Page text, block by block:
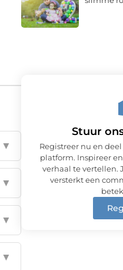
▼
▼
▼
▼
Stuur
Registreer nu en
platform. Inspireer
verhaal te vertellen.
versterkt een